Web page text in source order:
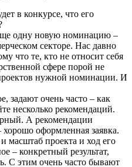
в конкурсе, что его
одну новую номинацию –
секторе. Нас давно
что те, кто не относит себя
сфере порой не
нужной номинации. И
задают очень часто – как
несколько рекомендаций.
А рекомендации
оформленная заявка.
масштаб проекта и ход его
– конкретный результат,
С этим очень часто бывают